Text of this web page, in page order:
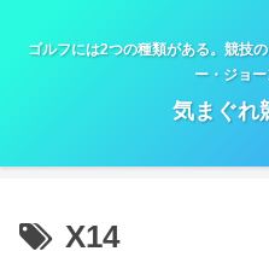
ゴルフには2つの種類がある。競技
ー・ジョ
気まぐれ
X14